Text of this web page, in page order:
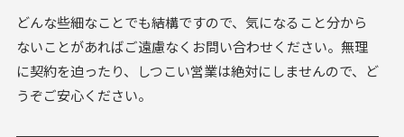
どんな些細なことでも結構ですので、気になること分から
ないことがあればご遠慮なくお問い合わせください。無理
に契約を迫ったり、しつこい営業は絶対にしませんので、ど
うぞご安心ください。